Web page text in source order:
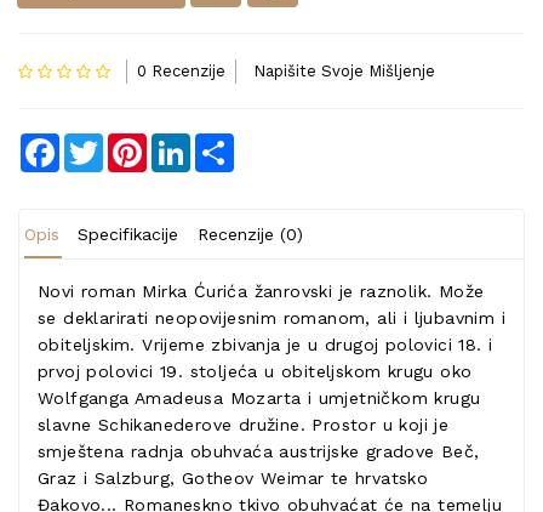
0 Recenzije Napišite Svoje Mišljenje
Facebook
TwitterPinterestLinkedIn
Opis Specifikacije Recenzije (0)
Novi roman Mirka Ćurića žanrovski je raznolik. Može
se deklarirati neopovijesnim romanom, ali i ljubavnim i
obiteljskim. Vrijeme zbivanja je u drugoj polovici 18. i
prvoj polovici 19. stoljeća u obiteljskom krugu oko
Wolfganga Amadeusa Mozarta i umjetničkom krugu
slavne Schikanederove družine. Prostor u koji je
smještena radnja obuhvaća austrijske gradove Beč,
Graz i Salzburg, Gotheov Weimar te hrvatsko
Đakovo... Romaneskno tkivo obuhvaćat će na temelju